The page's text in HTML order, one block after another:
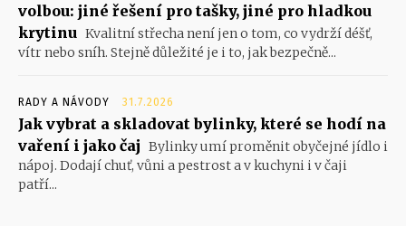
volbou: jiné řešení pro tašky, jiné pro hladkou
krytinu Kvalitní střecha není jen o tom, co vydrží déšť,
vítr nebo sníh. Stejně důležité je i to, jak bezpečně...
RADY A NÁVODY 31.7.2026
Jak vybrat a skladovat bylinky, které se hodí na
vaření i jako čaj Bylinky umí proměnit obyčejné jídlo i
nápoj. Dodají chuť, vůni a pestrost a v kuchyni i v čaji
patří...